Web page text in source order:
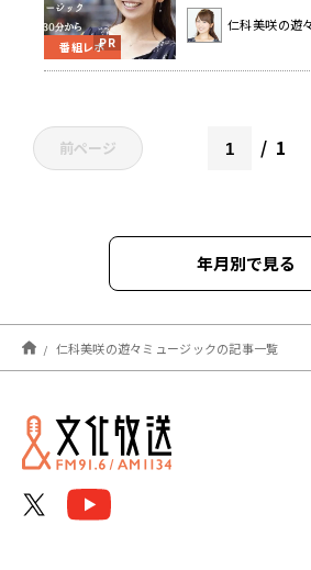
番組レポ
ック」
仁科美咲の遊
前ページ 1
年月別で見る
2026年08月
2026年07月
2026年06月
仁科美咲の遊々ミュージックの記事一覧